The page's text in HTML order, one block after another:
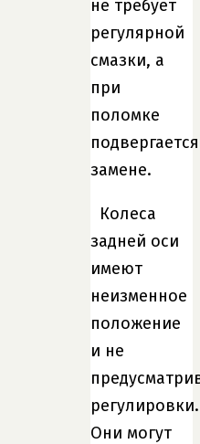
не требует
регулярной
смазки, а
при
поломке
подвергается
замене.
Колеса
задней оси
имеют
неизменное
положение
и не
регулировки.
Они могут